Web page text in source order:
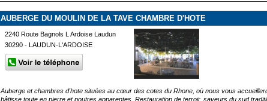
AUBERGE DU MOULIN DE LA TAVE CHAMBRE D'HOTE
2240 Route Bagnols L Ardoise Laudun
30290 - LAUDUN-L'ARDOISE
Auberge et chambres d'hote situées au cœur des cotes du Rhone, où nous vous
bâtisse toute en pierre et poutres apparentes. Restauration de terroir, saveurs du sud